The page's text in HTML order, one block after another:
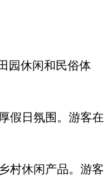
园休闲和民俗体
假日氛围。游客在
村休闲产品。游客